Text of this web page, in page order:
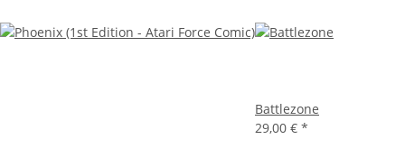
Battlezone
29,00 € *